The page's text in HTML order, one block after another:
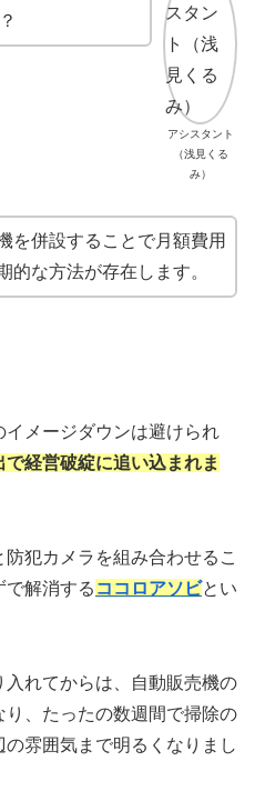
アシスタント
（浅見くる
み）
を併設することで月額費用
的な方法が存在します。
メージダウンは避けられ
で経営破綻に追い込まれま
犯カメラを組み合わせるこ
で解消する ココロアソビとい
れてからは、自動販売機の
、たったの数週間で掃除の
雰囲気まで明るくなりまし